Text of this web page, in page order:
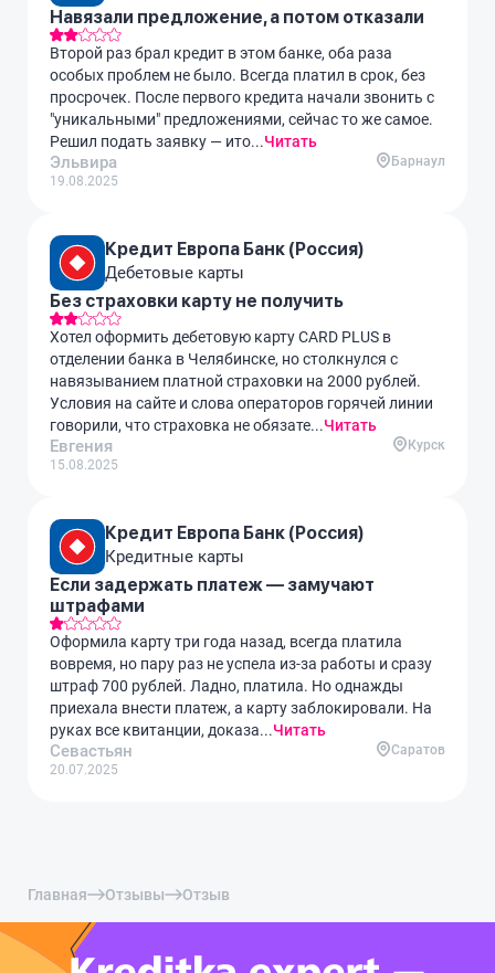
Навязали предложение, а потом отказали
Второй раз брал кредит в этом банке, оба раза
особых проблем не было. Всегда платил в срок, без
просрочек. После первого кредита начали звонить с
"уникальными" предложениями, сейчас то же самое.
Решил подать заявку — ито...Читать
Эльвира
19.08.2025
Барнаул
Кредит Европа Банк (Россия)
Дебетовые карты
Без страховки карту не получить
Хотел оформить дебетовую карту CARD PLUS в
отделении банка в Челябинске, но столкнулся с
навязыванием платной страховки на 2000 рублей.
Условия на сайте и слова операторов горячей линии
говорили, что страховка не обязате...Читать
Евгения
15.08.2025
Курск
Кредит Европа Банк (Россия)
Кредитные карты
Если задержать платеж — замучают
штрафами
Оформила карту три года назад, всегда платила
вовремя, но пару раз не успела из-за работы и сразу
штраф 700 рублей. Ладно, платила. Но однажды
приехала внести платеж, а карту заблокировали. На
руках все квитанции, доказа...Читать
Севастьян
20.07.2025
Саратов
Главная Отзывы Отзыв